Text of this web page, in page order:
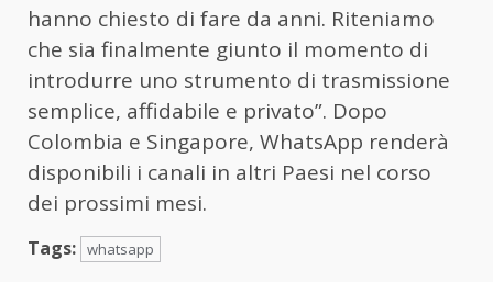
hanno chiesto di fare da anni. Riteniamo
che sia finalmente giunto il momento di
introdurre uno strumento di trasmissione
semplice, affidabile e privato”. Dopo
Colombia e Singapore, WhatsApp renderà
disponibili i canali in altri Paesi nel corso
dei prossimi mesi.
Tags: whatsapp